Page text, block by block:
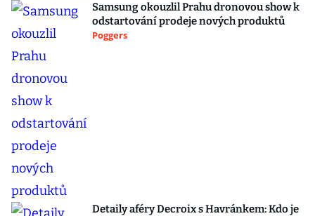
Samsung okouzlil Prahu dronovou show k
odstartování prodeje nových produktů
Poggers
Detaily aféry Decroix s Havránkem: Kdo je